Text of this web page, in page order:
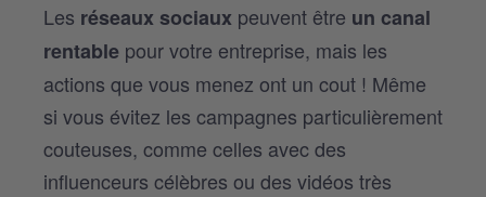
Les réseaux sociaux peuvent être un canal
rentable pour votre entreprise, mais les
actions que vous menez ont un cout ! Même
si vous évitez les campagnes particulièrement
couteuses, comme celles avec des
influenceurs célèbres ou des vidéos très